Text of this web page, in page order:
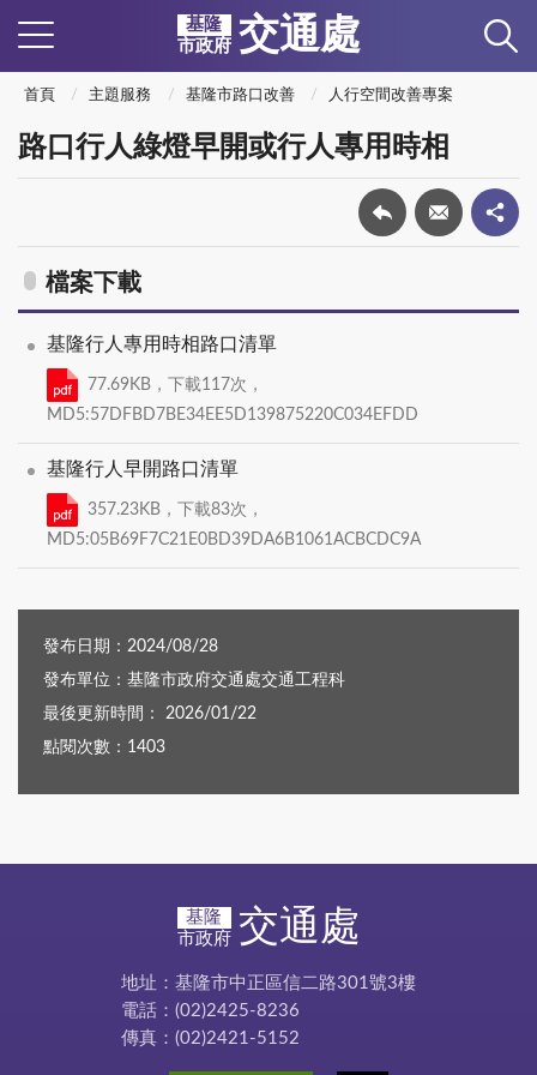
基隆
市政府 交通處
首頁 主題服務 基隆市路口改善 人行空間改善專案
路口行人綠燈早開或行人專用時相
檔案下載
基隆行人專用時相路口清單
77.69KB，下載117次，
MD5:57DFBD7BE34EE5D139875220C034EFDD
基隆行人早開路口清單
357.23KB，下載83次，
MD5:05B69F7C21E0BD39DA6B1061ACBCDC9A
發布日期：2024/08/28
發布單位：基隆市政府交通處交通工程科
最後更新時間： 2026/01/22
點閱次數：1403
基隆
市政府 交通處
地址：基隆市中正區信二路301號3樓
電話：(02)2425-8236
傳真：(02)2421-5152